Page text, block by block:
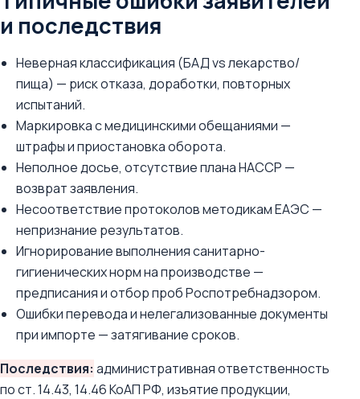
и последствия
Неверная классификация (БАД vs лекарство/
пища) — риск отказа, доработки, повторных
испытаний.
Маркировка с медицинскими обещаниями —
штрафы и приостановка оборота.
Неполное досье, отсутствие плана НАССР —
возврат заявления.
Несоответствие протоколов методикам ЕАЭС —
непризнание результатов.
Игнорирование выполнения санитарно-
гигиенических норм на производстве —
предписания и отбор проб Роспотребнадзором.
Ошибки перевода и нелегализованные документы
при импорте — затягивание сроков.
Последствия: административная ответственность
по ст. 14.43, 14.46 КоАП РФ, изъятие продукции,